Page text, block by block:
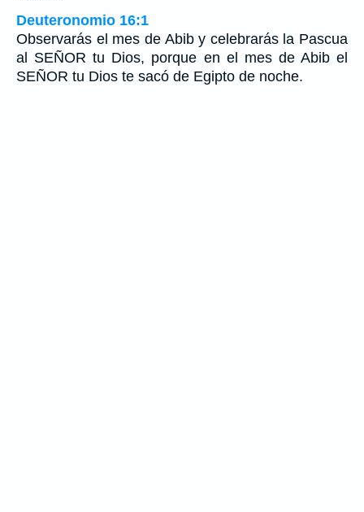
Deuteronomio 16:1
Observarás el mes de Abib y celebrarás la Pascua
al SEÑOR tu Dios, porque en el mes de Abib el
SEÑOR tu Dios te sacó de Egipto de noche.